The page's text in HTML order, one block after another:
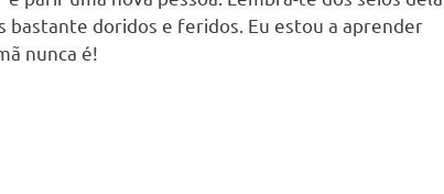
bastante doridos e feridos. Eu estou a aprender
nunca é!